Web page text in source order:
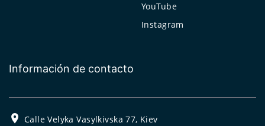
YouTube
Instagram
Información de contacto
Calle Velyka Vasylkivska 77, Kiev